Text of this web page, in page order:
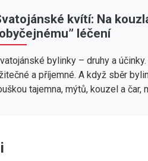
kvítí: Na
léčení
bylinky – druhy a
a příjemné. A když sběr
tajemna, mýtů, kouzel a čar,